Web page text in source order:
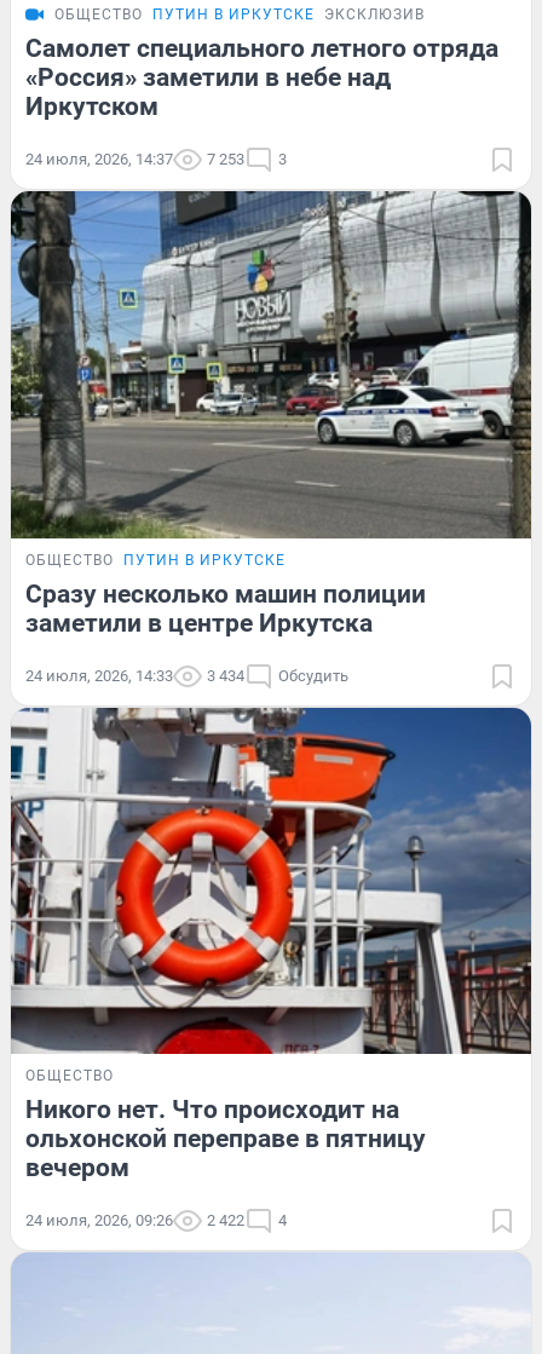
ОБЩЕСТВО ПУТИН В ИРКУТСКЕ ЭКСКЛЮЗИВ
Самолет специального летного отряда
«Россия» заметили в небе над
Иркутском
24 июля, 2026, 14:37 7 253 3
ОБЩЕСТВО ПУТИН В ИРКУТСКЕ
Сразу несколько машин полиции
заметили в центре Иркутска
24 июля, 2026, 14:33 3 434 Обсудить
ОБЩЕСТВО
Никого нет. Что происходит на
ольхонской переправе в пятницу
вечером
24 июля, 2026, 09:26 2 422 4